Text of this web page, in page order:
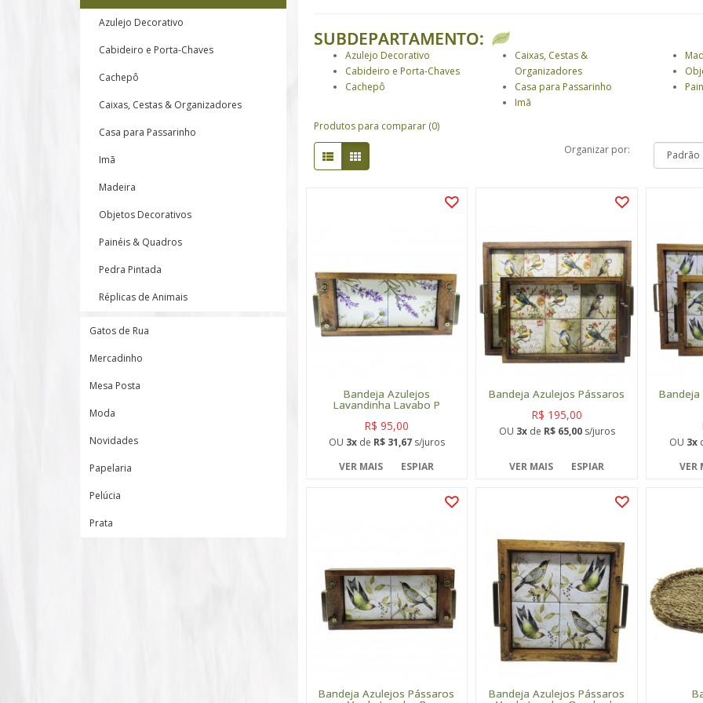
Azulejo Decorativo
Cabideiro e Porta-Chaves
Cachepô
Caixas, Cestas & Organizadores
Casa para Passarinho
Imã
Madeira
Objetos Decorativos
Painéis & Quadros
Pedra Pintada
Réplicas de Animais
Gatos de Rua
Mercadinho
Mesa Posta
Moda
Novidades
Papelaria
Pelúcia
Prata
SUBDEPARTAMENTO:
Azulejo Decorativo
Cabideiro e Porta-Chaves
Cachepô
Caixas, Cestas &
Organizadores
Casa para Passarinho
Imã
Produtos para comparar (0)
Organizar por:
Bandeja Azulejos
Lavandinha Lavabo P
R$ 95,00
OU 3xde R$ 31,67s/juros
VER MAIS
ESPIAR
Bandeja Azulejos Pássaros
R$ 195,00
OU 3xde R$ 65,00s/juros
VER MAIS ESPIAR
OU 3x
VER
Bandeja Azulejos Pássaros Bandeja Azulejos Pássaros